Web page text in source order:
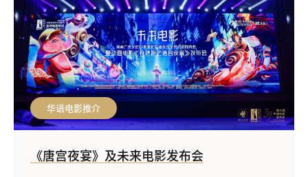
华语电影推介
《唐宫夜宴》及未来电影发布会